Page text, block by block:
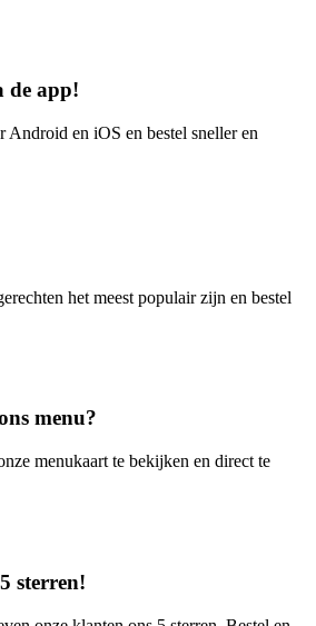
de app!
en iOS en bestel sneller en
het meest populair zijn en bestel
menu?
menukaart te bekijken en direct te
sterren!